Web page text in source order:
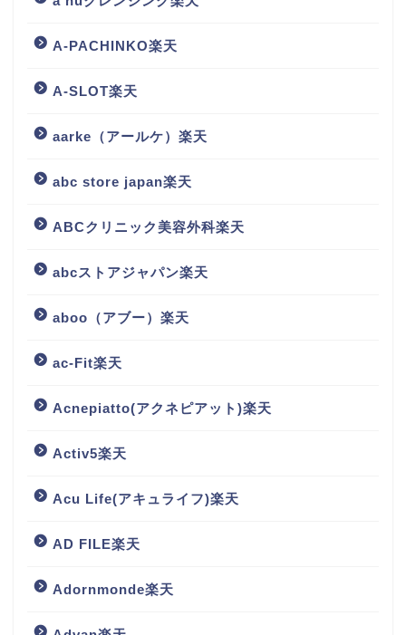
A-PACHINKO楽天
A-SLOT楽天
aarke（アールケ）楽天
abc store japan楽天
ABCクリニック美容外科楽天
abcストアジャパン楽天
aboo（アブー）楽天
ac-Fit楽天
Acnepiatto(アクネピアット)楽天
Activ5楽天
Acu Life(アキュライフ)楽天
AD FILE楽天
Adornmonde楽天